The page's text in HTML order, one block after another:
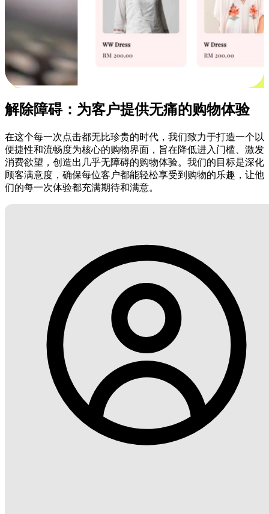
解除障碍：为客户提供无痛的购物体验
在这个每一次点击都无比珍贵的时代，我们致力于打造一个以
便捷性和流畅度为核心的购物界面，旨在降低进入门槛、激发
消费欲望，创造出几乎无障碍的购物体验。我们的目标是深化
顾客满意度，确保每位客户都能轻松享受到购物的乐趣，让他
们的每一次体验都充满期待和满意。